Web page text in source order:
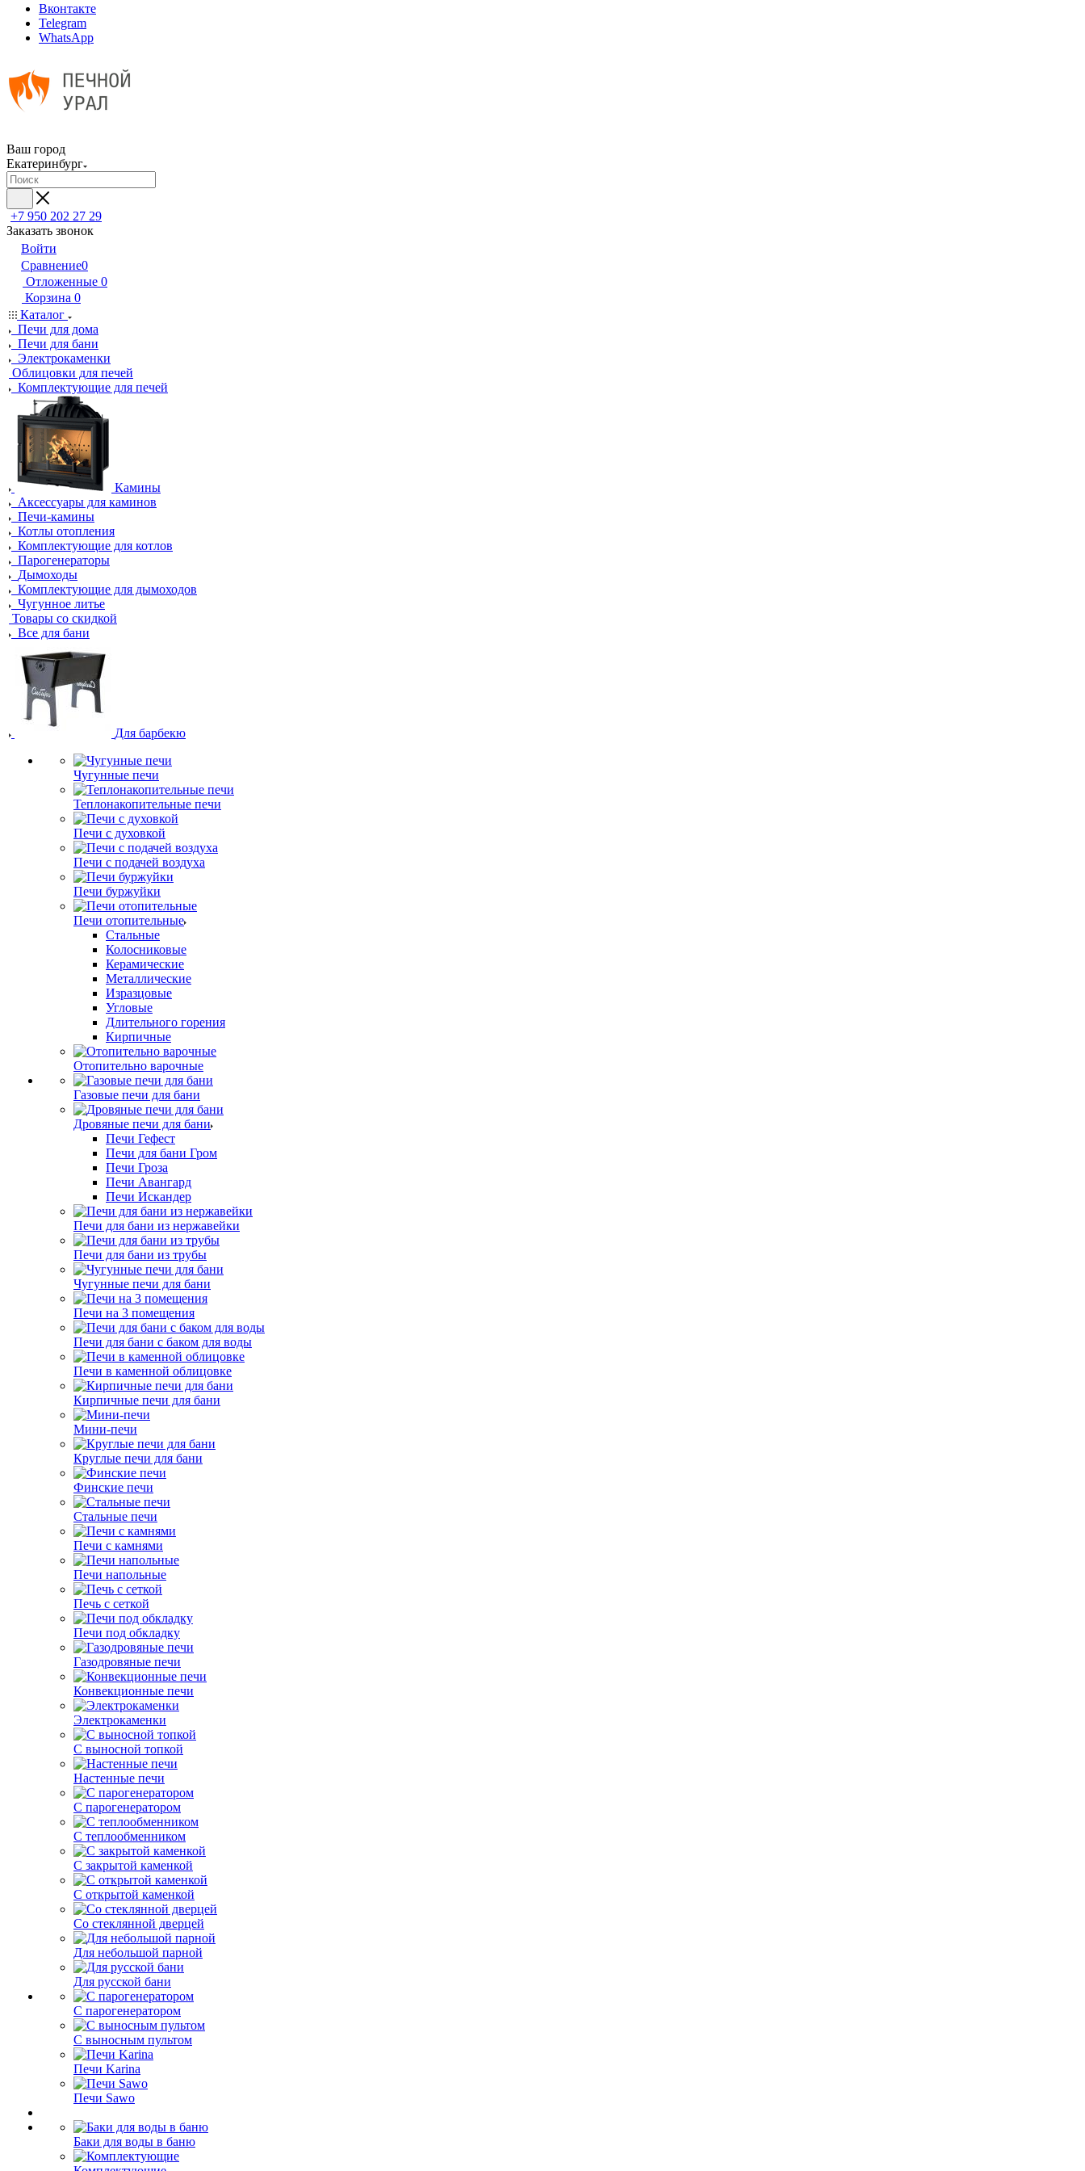
Вконтакте
Telegram
WhatsApp
Ваш город
Екатеринбург
+7 950 202 27 29
Заказать звонок
Войти
Сравнение0
Отложенные 0
Корзина 0
Каталог
Печи для дома
Печи для бани
Электрокаменки
Облицовки для печей
Комплектующие для печей
Камины
Аксессуары для каминов
Печи-камины
Котлы отопления
Комплектующие для котлов
Парогенераторы
Дымоходы
Комплектующие для дымоходов
Чугунное литье
Товары со скидкой
Все для бани
Для барбекю
Чугунные печи
Теплонакопительные печи
Печи с духовкой
Печи с подачей воздуха
Печи буржуйки
Печи отопительные
Стальные
Колосниковые
Керамические
Металлические
Изразцовые
Угловые
Длительного горения
Кирпичные
Отопительно варочные
Газовые печи для бани
Дровяные печи для бани
Печи Гефест
Печи для бани Гром
Печи Гроза
Печи Авангард
Печи Искандер
Печи для бани из нержавейки
Печи для бани из трубы
Чугунные печи для бани
Печи на 3 помещения
Печи для бани с баком для воды
Печи в каменной облицовке
Кирпичные печи для бани
Мини-печи
Круглые печи для бани
Финские печи
Стальные печи
Печи с камнями
Печи напольные
Печь с сеткой
Печи под обкладку
Газодровяные печи
Конвекционные печи
Электрокаменки
С выносной топкой
Настенные печи
С парогенератором
С теплообменником
С закрытой каменкой
С открытой каменкой
Со стеклянной дверцей
Для небольшой парной
Для русской бани
С парогенератором
С выносным пультом
Печи Karina
Печи Sawo
Баки для воды в баню